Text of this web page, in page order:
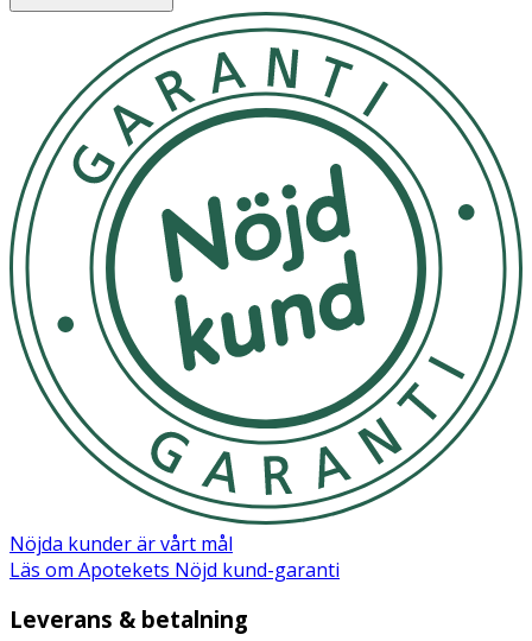
storlek.
Avlägsnande
Förbandet bör bytas när det är kliniskt indikerat (läckage,
blödning, tilltagande smärta eller misstanke om
infektion). AQUACEL® Foam förband kan sitta på i upp till
7 dagar.
Såret rengöres med lämpliga intervaller och enligt lokala
rutiner. Vid avlägsnande av förbandet, tryck försiktigt ner
huden vid ett av hörn på förbandet och lossa hörnet.
Upprepa momentet tills alla hörn är lossade. Lyft
försiktigt bort förbandet.
Nöjda kunder är vårt mål
Läs om Apotekets Nöjd kund-garanti
Leverans & betalning